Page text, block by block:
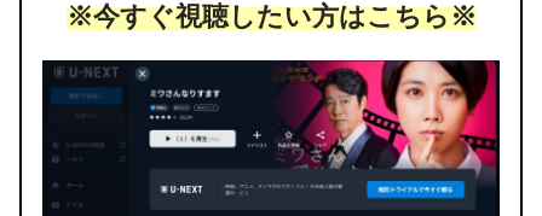
※今すぐ視聴したい方はこちら※